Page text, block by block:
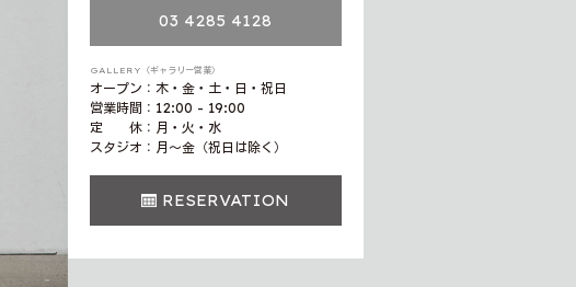
03 4285 4128
GALLERY（ギャラリー営業）
オープン：木・金・土・日・祝日
営業時間：12:00 - 19:00
定 休：月・火・水
スタジオ：月〜金（祝日は除く）
RESERVATION